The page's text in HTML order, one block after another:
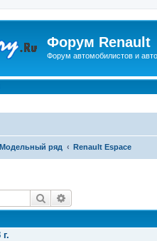
Форум Renault
Форум автомобилистов и
Модельный ряд Renault Espace
Поиск